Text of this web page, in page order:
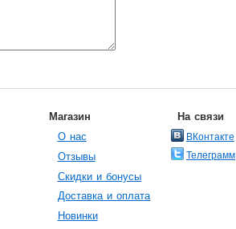
Магазин
О нас
Отзывы
Скидки и бонусы
Доставка и оплата
Новинки
На связи
ВКонтакте
Телеграмм